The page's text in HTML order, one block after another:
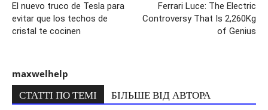
El nuevo truco de Tesla para
evitar que los techos de
cristal te cocinen
Ferrari Luce: The Electric
Controversy That Is 2,260Kg
of Genius
maxwelhelp
СТАТТІ ПО ТЕМІ БІЛЬШЕ ВІД АВТОРА